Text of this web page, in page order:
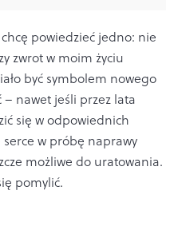
powiedzieć jedno: nie
zwrot w moim życiu
być symbolem nowego
– nawet jeśli przez lata
się w odpowiednich
serce w próbę naprawy
możliwe do uratowania.
pomylić.